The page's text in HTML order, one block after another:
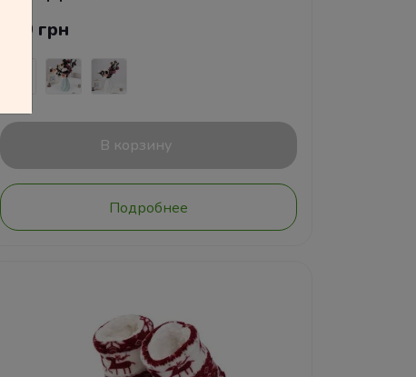
300 грн
В корзину
Подробнее